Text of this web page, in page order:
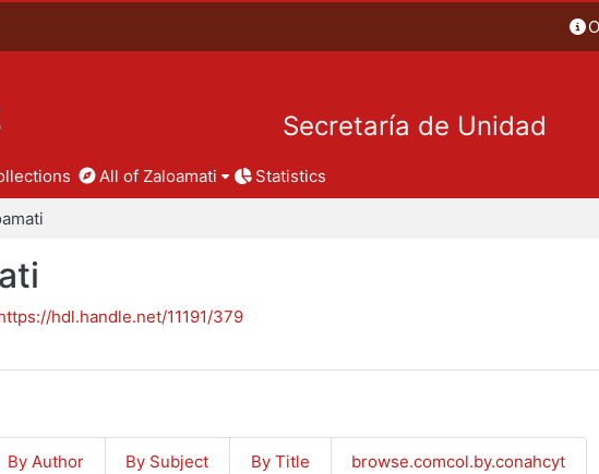
Secretaría de Unidad
All of Zaloamati Statistics
hdl.handle.net/11191/379
By Author By Subject By Title browse.comcol.by.conahcyt